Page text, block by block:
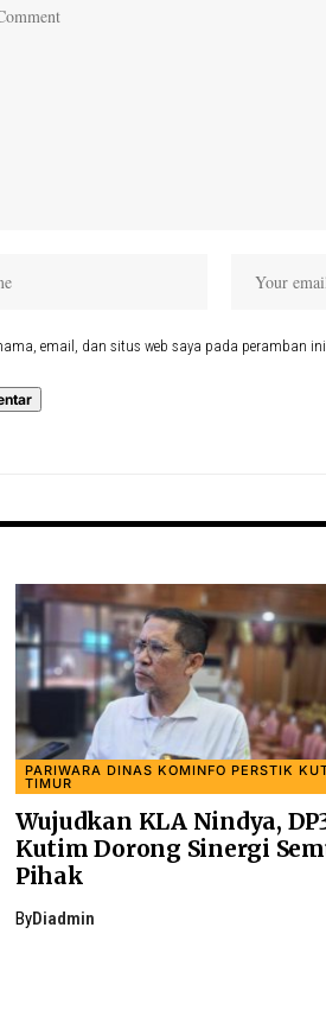
email, dan situs web saya pada peramban
PARIWARA DINAS KOMINFO PERSTIK
TIMUR
Wujudkan KLA Nindya,
Kutim Dorong Sinergi
Pihak
ByDiadmin